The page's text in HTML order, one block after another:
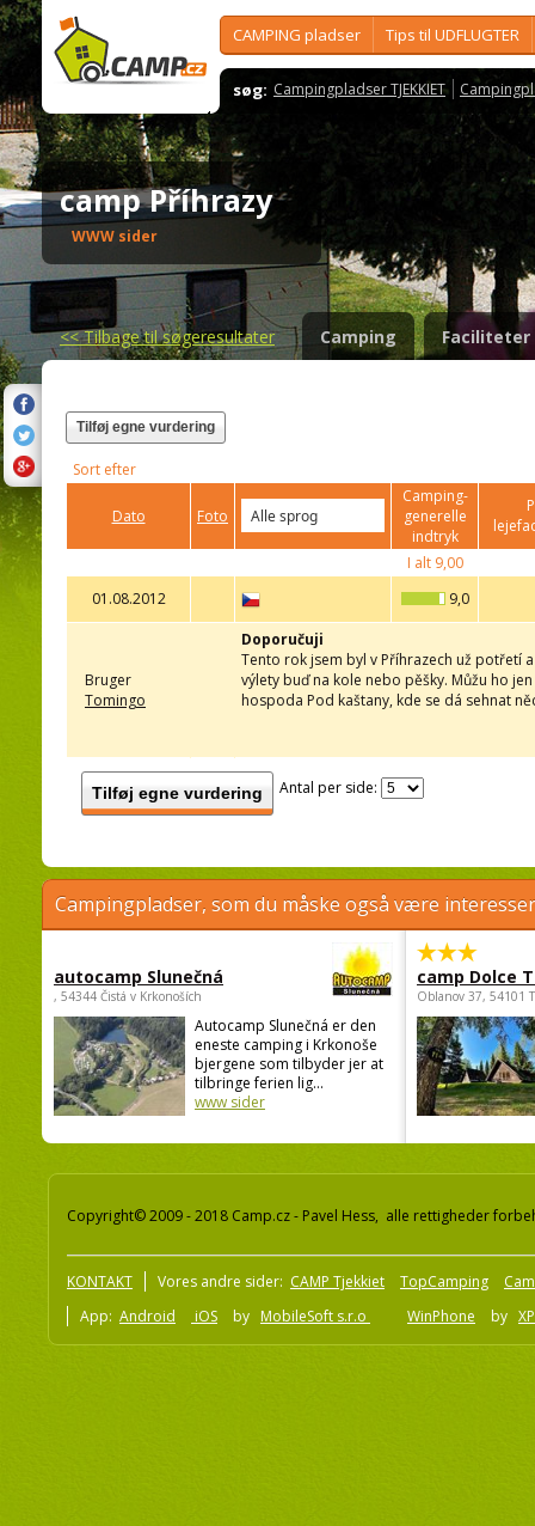
CAMPING pladser Tips til UDFLUGTER
søg: Campingpladser TJEKKIET
camp Příhrazy
WWW sider
<<Tilbage til søgeresultater Camping Faciliteter
Tilføj egne vurdering
Sort efter
Dato Foto
Camping-
generelle
indtryk
I alt9,00
01.08.2012
9,0
Bruger
Tomingo
Doporučuji
Tento rok jsem byl v Příhrazech už potřetí
výlety buď na kole nebo pěšky. Můžu ho
hospoda Pod kaštany, kde se dá sehnat
Tilføj egne vurdering Antal per side:
Campingpladser, som du måske også være
autocamp Slunečná
, 54344 Čistá v Krkonoších
Autocamp Slunečná er den
eneste camping i Krkonoše
bjergene som tilbyder jer at
tilbringe ferien lig...
www sider
camp Dolce
Oblanov 37, 54101
Copyright© 2009 - 2018 Camp.cz - Pavel Hess, alle rettigheder
KONTAKT Vores andre sider: CAMP Tjekkiet TopCamping
App: Android iOS by MobileSoft s.r.o WinPhone by